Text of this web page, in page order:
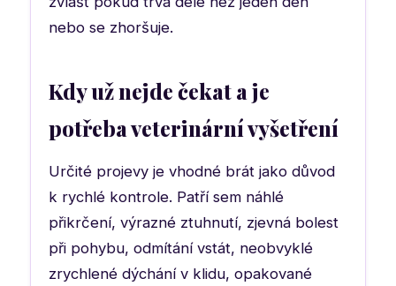
nebo se zhoršuje.
Kdy už nejde čekat a je
potřeba veterinární vyšetření
Určité projevy je vhodné brát jako důvod
k rychlé kontrole. Patří sem náhlé
přikrčení, výrazné ztuhnutí, zjevná bolest
při pohybu, odmítání vstát, neobvyklé
zrychlené dýchání v klidu, opakované